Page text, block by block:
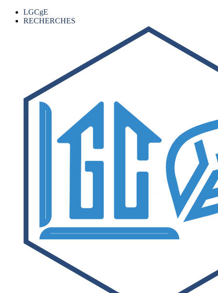
LGCgE
RECHERCHES